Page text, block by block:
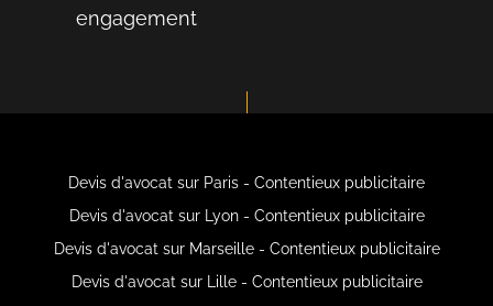
engagement
Devis d'avocat sur Paris - Contentieux publicitaire
Devis d'avocat sur Lyon - Contentieux publicitaire
Devis d'avocat sur Marseille - Contentieux publicitaire
Devis d'avocat sur Lille - Contentieux publicitaire